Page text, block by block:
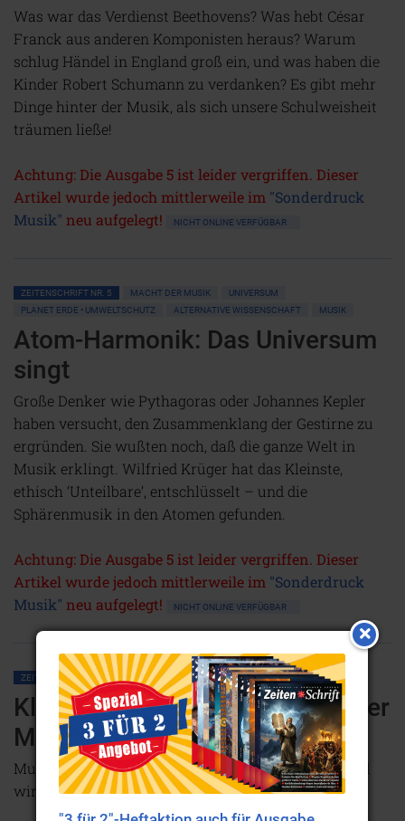
Was war das Verdienst Beethovens? Was hebt César
Franck aus anderen Komponisten heraus? Warum
schlug Händel in England groß ein, und was haben die
Kinder Robert Schumann zu verdanken? Es gibt mehr
Dinge hinter der Musik, als sich unsere Schulweisheit
träumen ließe!
Achtung: Die Ausgabe 5 ist leider vergriffen. Dieser
Artikel wurde jedoch mittlerweile im "Sonderdruck
Musik" neu aufgelegt! NICHT ONLINE VERFÜGBAR
ZEITENSCHRIFT NR. 5 MACHT DER MUSIK
UNIVERSUM
PLANET ERDE • UMWELTSCHUTZ
ALTERNATIVE WISSENSCHAFT MUSIK
Atom-Harmonik: Das Universum
singt
Große Denker wie Pythagoras oder Johannes Kepler
haben versucht, den Zusammenklang der Gestirne zu
ergründen. Sie wußten noch, daß die ganze Welt in
Musik erklingt. Wilfried Krüger hat das Kleinste,
ethisch ‘Unteilbare’, entschlüsselt – und die
Sphärenmusik in den Atomen gefunden.
Achtung: Die Ausgabe 5 ist leider vergriffen. Dieser
Artikel wurde jedoch mittlerweile im "Sonderdruck
Musik" neu aufgelegt! NICHT ONLINE VERFÜGBAR
ZEITENSCHRIFT NR. 5 MACHT DER MUSIK
Klangmalereien – Ätherbilder der
Musik
Musik malt schillernde Klangbilder in den Äther und
wird vor dem inneren Auge sichtbar.